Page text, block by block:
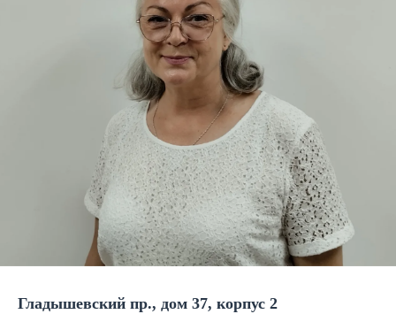
Гладышевский пр., дом 37, корпус 2